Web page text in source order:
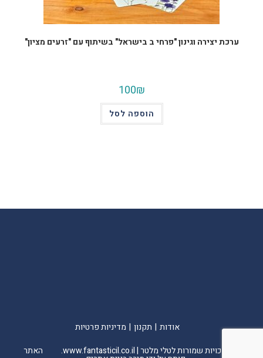
ערכת יצירה וגינון "פרחי ב בישראל" בשיתוף עם "זרעים מציון"
100₪
הוספה לסל
אודות תקנון
מדיניות פרטיות
© כל הזכויות שמורות לטלי מלטר |www.fantasticil.co.il. האתר